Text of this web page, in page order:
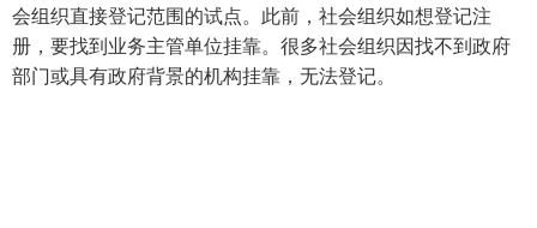
会组织直接登记范围的试点。此前，社会组织如想登记注
册，要找到业务主管单位挂靠。很多社会组织因找不到政府
部门或具有政府背景的机构挂靠，无法登记。